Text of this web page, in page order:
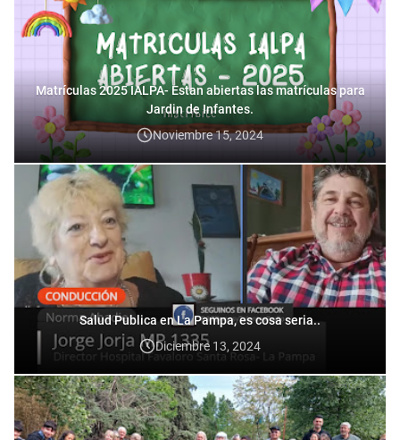
Matrículas 2025 IALPA- Estan abiertas las matrículas para
Jardin de Infantes.
Noviembre 15, 2024
Salud Publica en La Pampa, es cosa seria..
Diciembre 13, 2024